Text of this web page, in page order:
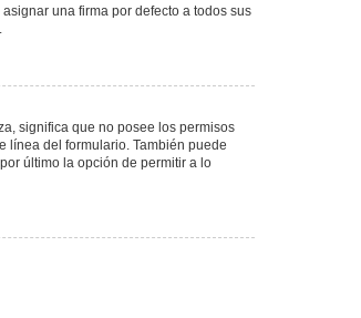
una firma por defecto a todos sus
significa que no posee los permisos
línea del formulario. También puede
último la opción de permitir a lo